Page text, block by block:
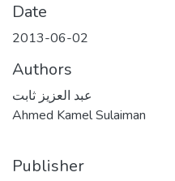
Date
2013-06-02
Authors
عبد العزيز ثابت
Ahmed Kamel Sulaiman
Publisher